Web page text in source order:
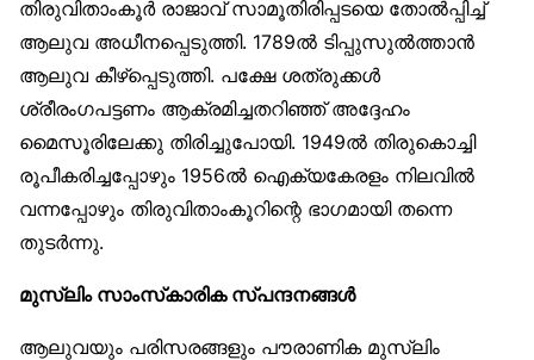
തിരുവിതാംകൂർ രാജാവ് സാമൂതിരിപ്പടയെ തോൽപ്പിച്ച്
ആലുവ അധീനപ്പെടുത്തി. 1789ൽ ടിപ്പുസുൽത്താൻ
ആലുവ കീഴ്‌പ്പെടുത്തി. പക്ഷേ ശത്രുക്കൾ
ശ്രീരംഗപട്ടണം ആക്രമിച്ചതറിഞ്ഞ് അദ്ദേഹം
മൈസൂരിലേക്കു തിരിച്ചുപോയി. 1949ൽ തിരുകൊച്ചി
രൂപീകരിച്ചപ്പോഴും 1956ൽ ഐക്യകേരളം നിലവിൽ
വന്നപ്പോഴും തിരുവിതാംകൂറിന്റെ ഭാഗമായി തന്നെ
തുടർന്നു.
മുസ്‌ലിം സാംസ്‌കാരിക സ്പന്ദനങ്ങൾ
ആലുവയും പരിസരങ്ങളും പൗരാണിക മുസ്‌ലിം